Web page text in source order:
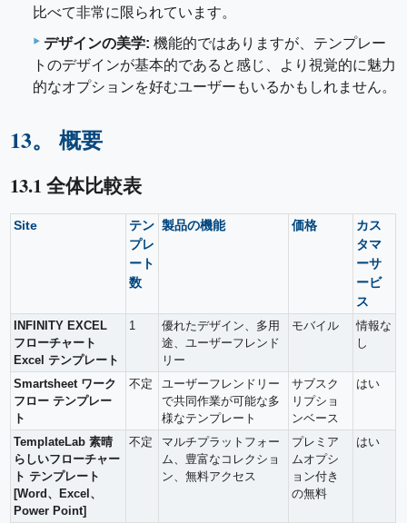
比べて非常に限られています。
デザインの美学: 機能的ではありますが、テンプレー
トのデザインが基本的であると感じ、より視覚的に魅力
的なオプションを好むユーザーもいるかもしれません。
13。 概要
13.1 全体比較表
Site
テン
プレ
ート
数
製品の機能 価格
カス
タマ
ーサ
ービ
ス
INFINITY EXCEL
フローチャート
Excel テンプレート
1
優れたデザイン、多用
途、ユーザーフレンド
リー
モバイル
情報な
し
Smartsheet ワーク
フロー テンプレー
ト
不定
ユーザーフレンドリー
で共同作業が可能な多
様なテンプレート
サブスク
リプショ
ンベース
はい
TemplateLab 素晴
らしいフローチャー
ト テンプレート
[Word、Excel、
Power Point]
不定
マルチプラットフォー
ム、豊富なコレクショ
ン、無料アクセス
プレミア
ムオプシ
ョン付き
の無料
はい